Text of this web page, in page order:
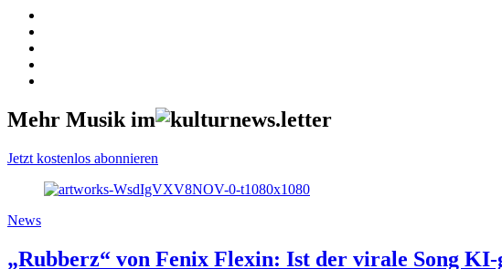
Mehr Musik im
Jetzt kostenlos abonnieren
News
„Rubberz“ von Fenix Flexin: Ist der virale Song